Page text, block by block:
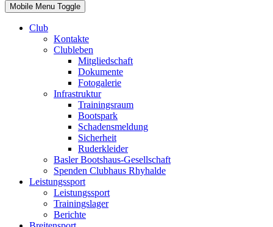
Mobile Menu Toggle
Club
Kontakte
Clubleben
Mitgliedschaft
Dokumente
Fotogalerie
Infrastruktur
Trainingsraum
Bootspark
Schadensmeldung
Sicherheit
Ruderkleider
Basler Bootshaus-Gesellschaft
Spenden Clubhaus Rhyhalde
Leistungssport
Leistungssport
Trainingslager
Berichte